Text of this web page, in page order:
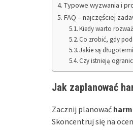
Typowe wyzwania i
FAQ – najczęściej
Kiedy warto
Co zrobić, gdy
Jakie są
Czy istnieją
Jak zaplanować
Zacznij planować
Skoncentruj się na